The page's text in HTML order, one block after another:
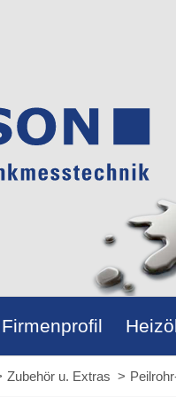
Firmenprofil
Firmenprofil
Personen u. Gebäude
Installationen
Referenzen GEG
Zubehör u. Extras